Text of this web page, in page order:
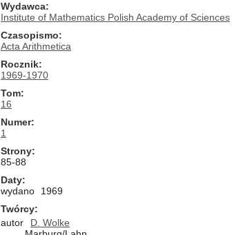
Wydawca
Institute of Mathematics Polish Academy of Sciences
Czasopismo
Acta Arithmetica
Rocznik
1969-1970
Tom
16
Numer
1
Strony
85-88
Daty
wydano
1969
Twórcy
autor
D. Wolke